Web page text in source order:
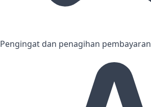
Pengingat dan penagihan pembayaran